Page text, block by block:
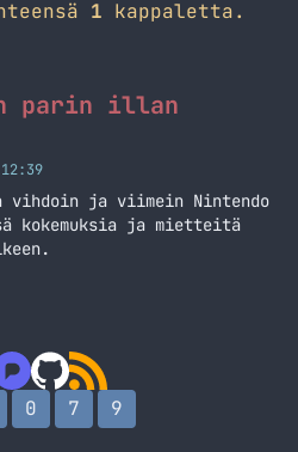
1 kappaletta.
parin illan
12:39
ja viimein Nintendo
kokemuksia ja mietteitä
0 7 9